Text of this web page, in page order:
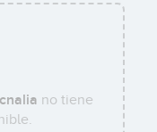
no tiene